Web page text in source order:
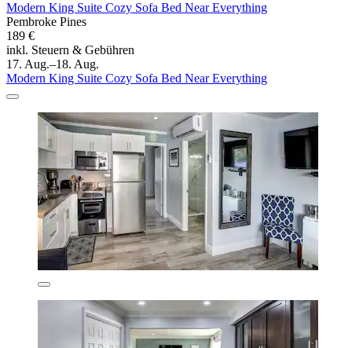
Modern King Suite Cozy Sofa Bed Near Everything
Pembroke Pines
189 €
inkl. Steuern & Gebühren
17. Aug.–18. Aug.
Modern King Suite Cozy Sofa Bed Near Everything